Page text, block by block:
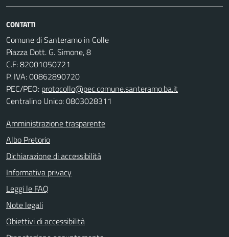
CONTATTI
Comune di Santeramo in Colle
Piazza Dott. G. Simone, 8
C.F:82001050721
P. IVA:00862890720
PEC/PEO: protocollo@pec.comune.santeramo.ba.it
Centralino Unico: 0803028311
Amministrazione trasparente
Albo Pretorio
Dichiarazione di accessibilità
Informativa privacy
Leggi le FAQ
Note legali
Obiettivi di accessibilità